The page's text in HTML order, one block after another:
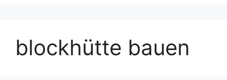
blockhütte bauen